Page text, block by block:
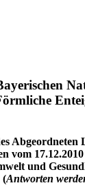
vom
und
(Antworten